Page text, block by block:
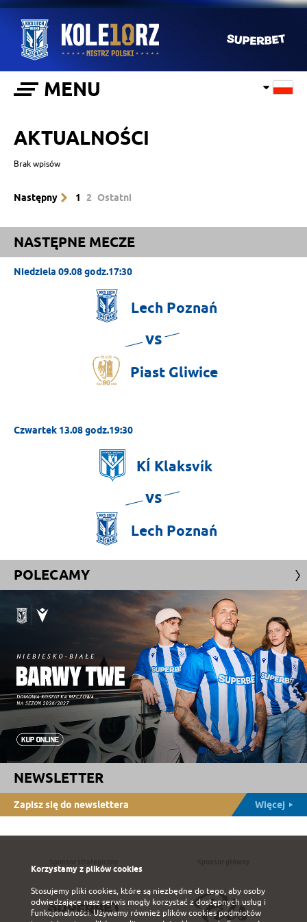
MENU
AKTUALNOŚCI
Brak wpisów
Następny 1 2 Ostatni
NASTĘPNE MECZE
Niedziela 09.08 godz.17:30
Lech Poznań
vs
Piast Gliwice
Czwartek 13.08 godz.19:30
KÍ Klaksvík
vs
Lech Poznań
POLECAMY
NEWSLETTER
Zapisz się do newslettera Więcej
Korzystamy z plików cookies
Stosujemy pliki cookies, które są niezbędne do tego, aby osoby
odwiedzające nasz serwis mogły korzystać z dostępnych usług i
funkcjonalności. Używamy również plików cookies podmiotów